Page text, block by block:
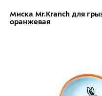
Миска Mr.Kranch для
оранжевая